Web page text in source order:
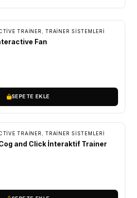
TRAINER TRAINER SISTEMLERI
Fan
SEPETE EKLE
TRAINER TRAINER SISTEMLERI
and Click İnteraktif Trainer